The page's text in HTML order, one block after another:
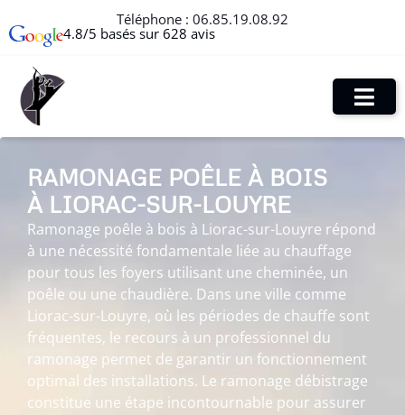
Téléphone : 06.85.19.08.92
4.8/5 basés sur 628 avis
RAMONAGE POÊLE À BOIS
À LIORAC-SUR-LOUYRE
Ramonage poêle à bois à Liorac-sur-Louyre répond
à une nécessité fondamentale liée au chauffage
pour tous les foyers utilisant une cheminée, un
poêle ou une chaudière. Dans une ville comme
Liorac-sur-Louyre, où les périodes de chauffe sont
fréquentes, le recours à un professionnel du
ramonage permet de garantir un fonctionnement
optimal des installations. Le ramonage débistrage
constitue une étape incontournable pour assurer